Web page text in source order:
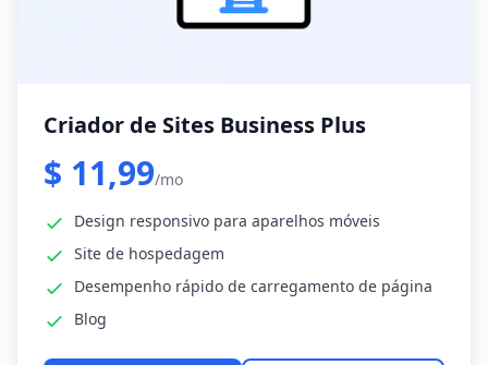
Criador de Sites Business Plus
$ 11,99/mo
Design responsivo para aparelhos móveis
Site de hospedagem
Desempenho rápido de carregamento de página
Blog